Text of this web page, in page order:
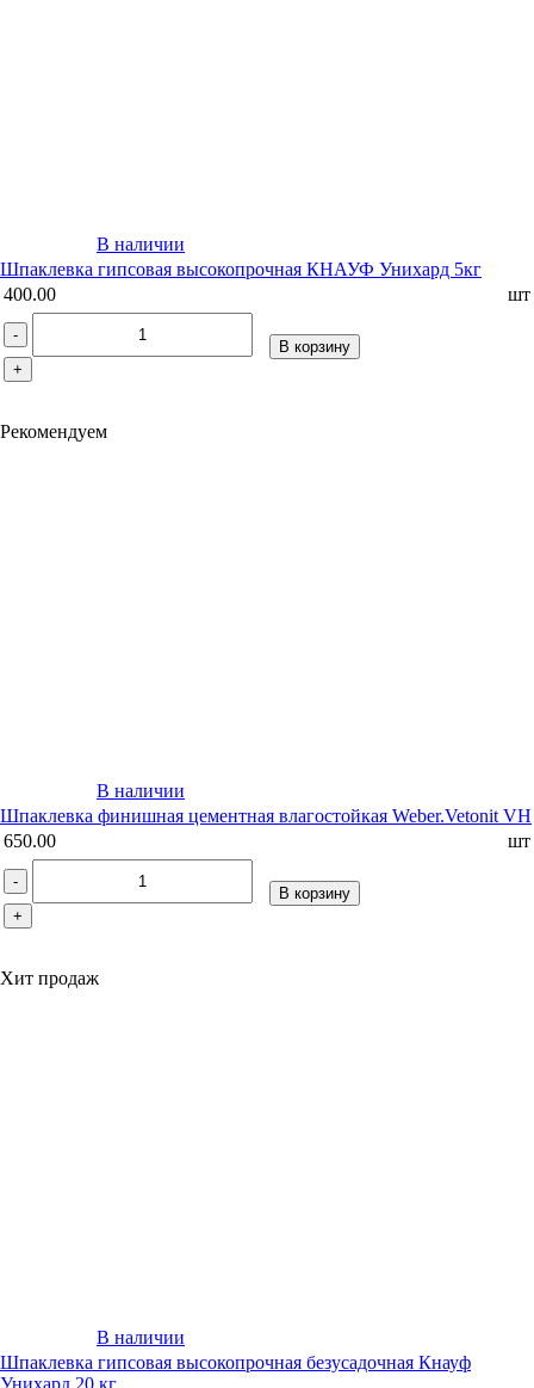
В наличии
Шпаклевка гипсовая высокопрочная КНАУФ Унихард 5кг
400.00
шт
-
+
В корзину
Рекомендуем
В наличии
Шпаклевка финишная цементная влагостойкая Weber.Vetonit VH
650.00
шт
-
+
В корзину
Хит продаж
В наличии
Шпаклевка гипсовая высокопрочная безусадочная Кнауф
Унихард 20 кг